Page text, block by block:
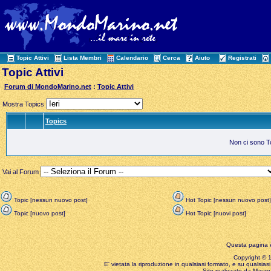
Topic Attivi Lista Membri Calendario Cerca Aiuto Registrati
Topic Attivi
Forum di MondoMarino.net :Topic Attivi
Mostra Topics
Topics
Non ci sono
Vai al Forum
Topic [nessun nuovo post]
Hot Topic [nessun nuovo post]
Topic [nuovo post]
Hot Topic [nuovi post]
Questa pagina
Copyright ©
E' vietata la riproduzione in qualsiasi formato, e su